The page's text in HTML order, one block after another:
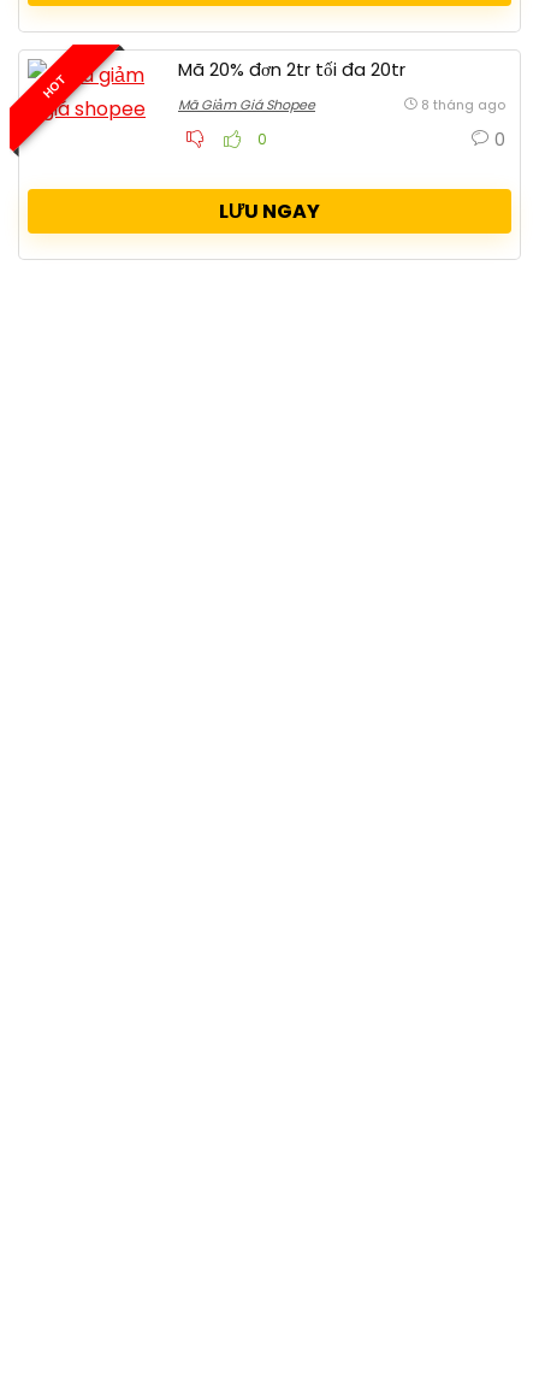
HOT
Mã 20% đơn 2tr tối đa 20tr
Mã Giảm Giá Shopee 8 tháng ago
0 0
LƯU NGAY